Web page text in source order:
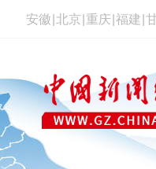
安徽 北京 重庆 福建